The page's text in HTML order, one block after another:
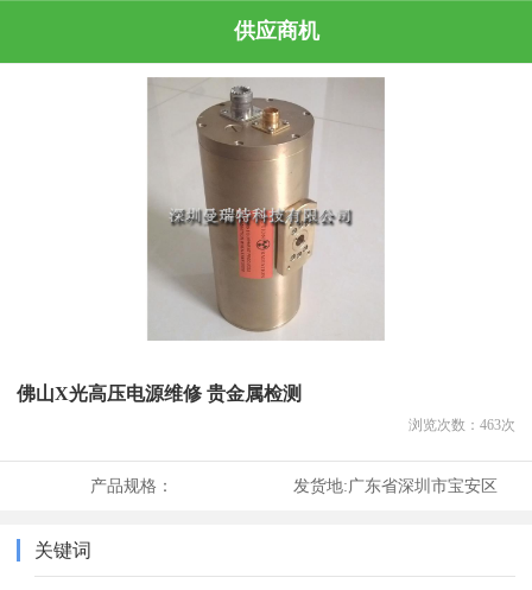
供应商机
佛山X光高压电源维修 贵金属检测
浏览次数： 463次
产品规格： 发货地:广东省深圳市宝安区
关键词